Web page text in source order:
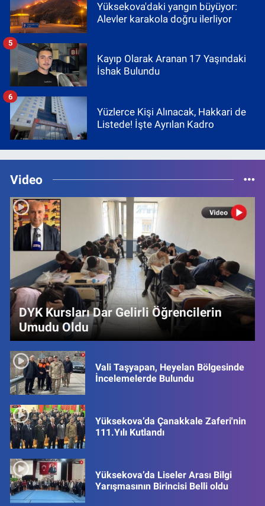
Yüksekova'daki yangın büyüyor:
Alevler karakola doğru ilerliyor
Kayıp Olarak Aranan 17 Yaşındaki
İshak Bulundu
5
Yüzlerce Kişi Alınacak, Hakkari de
Listede! İşte Ayrılan Kadro
6
Video
DYK Kursları Dar Gelirli Öğrencilerin
Umudu Oldu
Vali Taşyapan, Heyelan Bölgesinde
İncelemelerde Bulundu
Yüksekova’da Çanakkale Zaferi'nin
111.Yılı Kutlandı
Yüksekova’da Liseler Arası Bilgi
Yarışmasının Birincisi Belli oldu